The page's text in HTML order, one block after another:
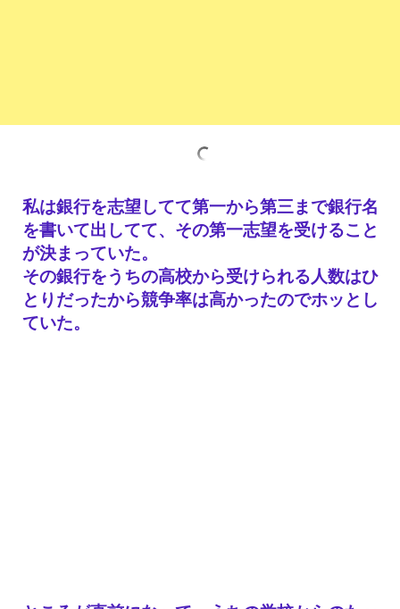
私は銀行を志望してて第一から第三まで銀行名
を書いて出してて、その第一志望を受けること
が決まっていた。
その銀行をうちの高校から受けられる人数はひ
とりだったから競争率は高かったのでホッとし
ていた。